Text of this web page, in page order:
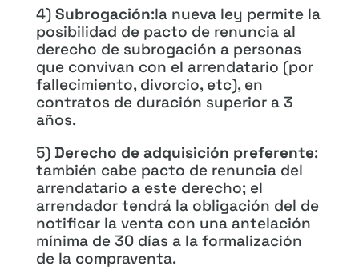
4) Subrogación:la nueva ley permite la
posibilidad de pacto de renuncia al
derecho de subrogación a personas
que convivan con el arrendatario (por
fallecimiento, divorcio, etc), en
contratos de duración superior a 3
años.
5)Derecho de adquisición preferente:
también cabe pacto de renuncia del
arrendatario a este derecho; el
arrendador tendrá la obligación del de
notificar la venta con una antelación
mínima de 30 días a la formalización
de la compraventa.